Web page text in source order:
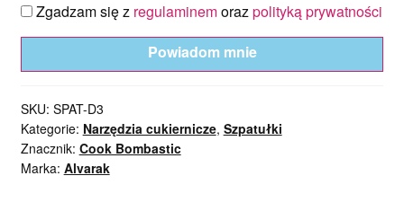
Zgadzam się z regulaminemorazpolityką prywatności
Powiadom mnie
SKU: SPAT-D3
Kategorie: Narzędzia cukiernicze, Szpatułki
Znacznik: Cook Bombastic
Marka: Alvarak